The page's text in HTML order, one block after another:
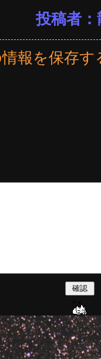
投稿者：
報を保存す